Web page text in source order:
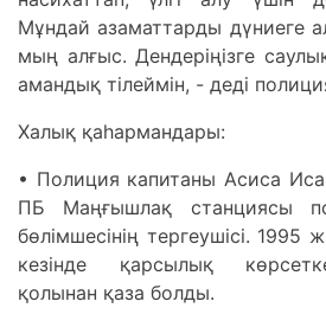
Мұндай азаматтарды дүниеге
мың алғыс. Дендеріңізге
амандық тілеймін, - деді
Халық қаһармандары:
• Полиция капитаны Асиса
ПБ Маңғышлақ станциясы
бөлімшесінің тергеушісі.
кезінде қарсылық
қолынан қаза болды.